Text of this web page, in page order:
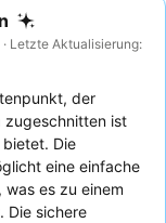
Letzte Aktualisierung:
der
zugeschnitten ist
Die
eine einfache
es zu einem
Die sichere